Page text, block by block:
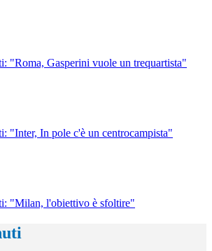
"Roma, Gasperini vuole un trequartista"
"Inter, In pole c'è un centrocampista"
"Milan, l'obiettivo è sfoltire"